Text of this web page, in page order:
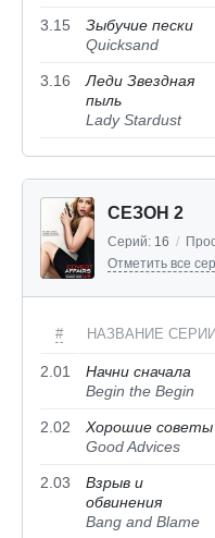
3.15
Зыбучие пески
Quicksand
3.16
Леди Звездная
пыль
Lady Stardust
СЕЗОН 2
Серий: 16 /
Отметить все
# НАЗВАНИЕ СЕРИИ
2.01
Начни сначала
Begin the Begin
2.02
Хорошие советы
Good Advices
2.03
Взрыв и
обвинения
Bang and Blame